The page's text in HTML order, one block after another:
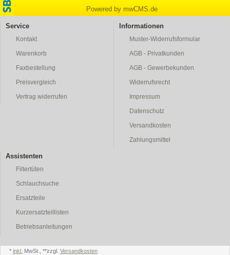
Powered by mwCMS.de
Service
Kontakt
Warenkorb
Faxbestellung
Preisvergleich
Vertrag widerrufen
Informationen
Muster-Widerrufsformular
AGB - Privatkunden
AGB - Gewerbekunden
Widerrufsrecht
Impressum
Datenschutz
Versandkosten
Zahlungsmittel
Assistenten
Filtertüten
Schlauchsuche
Ersatzteile
Kurzersatzteillisten
Betriebsanleitungen
* inkl. MwSt., **zzgl. Versandkosten